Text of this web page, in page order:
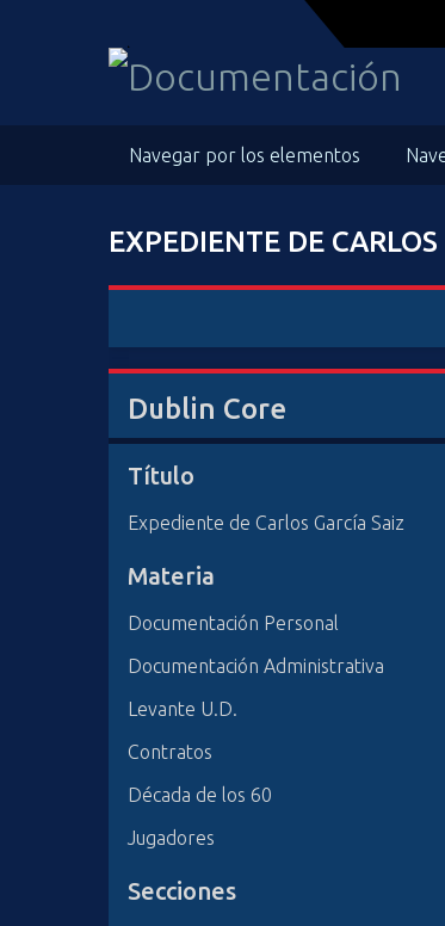
Navegar por los elementos
EXPEDIENTE DE
Dublin Core
Título
Expediente de Carlos García Saiz
Materia
Documentación Personal
Documentación Administrativa
Levante U.D.
Contratos
Década de los 60
Jugadores
Secciones